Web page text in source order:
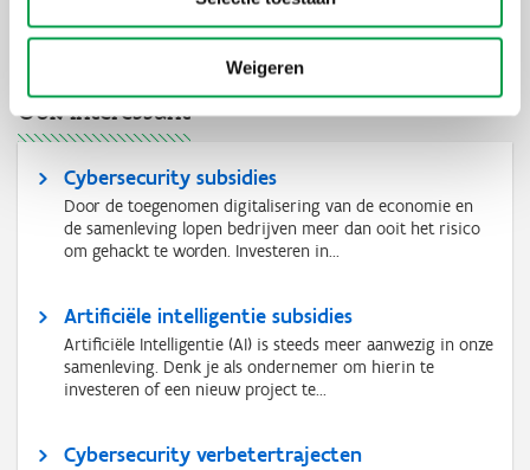
Weigeren
Ook interessant
Cybersecurity subsidies
Door de toegenomen digitalisering van de economie en
de samenleving lopen bedrijven meer dan ooit het risico
om gehackt te worden. Investeren in...
Artificiële intelligentie subsidies
Artificiële Intelligentie (AI) is steeds meer aanwezig in onze
samenleving. Denk je als ondernemer om hierin te
investeren of een nieuw project te...
Cybersecurity verbetertrajecten